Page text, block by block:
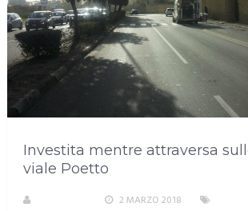
Investita mentre attraversa
viale Poetto
2 MARZO 2018